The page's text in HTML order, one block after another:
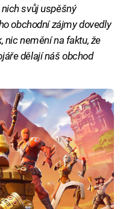
svůj uspěšný
obchodní zájmy dovedly
nic nemění na faktu, že
dělají náš obchod